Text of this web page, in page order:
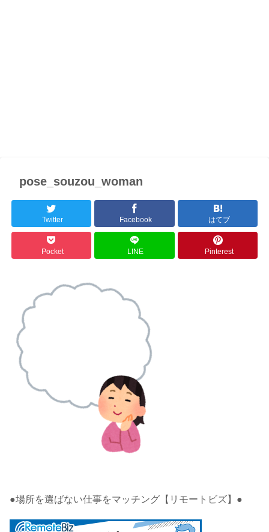
pose_souzou_woman
Twitter Facebook はてブ
Pocket LINE Pinterest
●場所を選ばない仕事をマッチング【リモートビズ】●